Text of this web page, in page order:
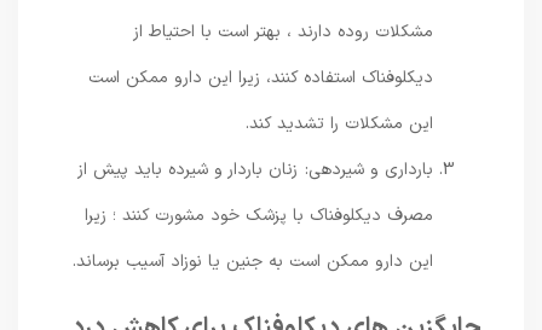
مشکلات روده دارند ، بهتر است با احتیاط از
دیکلوفناک استفاده کنند، زیرا این دارو ممکن است
این مشکلات را تشدید کند.
بارداری و شیردهی: زنان باردار و شیرده باید پیش از
مصرف دیکلوفناک با پزشک خود مشورت کنند ؛ زیرا
این دارو ممکن است به جنین یا نوزاد آسیب برساند.